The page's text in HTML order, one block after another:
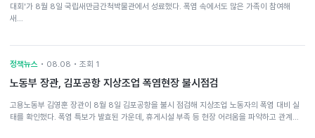
대회'가 8월 8일 국립새만금간척박물관에서 성료했다. 폭염 속에서도 많은 가족이 참여해
새…
정책뉴스 • 08.08 • 조회 1
노동부 장관, 김포공항 지상조업 폭염현장 불시점검
고용노동부 김영훈 장관이 8월 8일 김포공항을 불시 점검해 지상조업 노동자의 폭염 대비 실
태를 확인했다. 폭염 특보가 발효된 가운데, 휴게시설 부족 등 현장 어려움을 파악하고 관계…